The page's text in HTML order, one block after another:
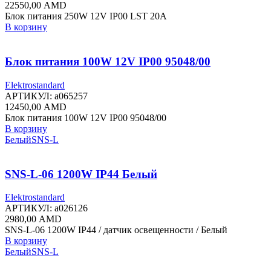
22550,00 AMD
Блок питания 250W 12V IP00 LST 20A
В корзину
Блок питания 100W 12V IP00 95048/00
Elektrostandard
АРТИКУЛ: a065257
12450,00 AMD
Блок питания 100W 12V IP00 95048/00
В корзину
БелыйSNS-L
SNS-L-06 1200W IP44 Белый
Elektrostandard
АРТИКУЛ: a026126
2980,00 AMD
SNS-L-06 1200W IP44 / датчик освещенности / Белый
В корзину
БелыйSNS-L